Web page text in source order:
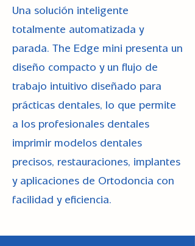
Una solución inteligente
totalmente automatizada y
parada. The Edge mini presenta un
diseño compacto y un flujo de
trabajo intuitivo diseñado para
prácticas dentales, lo que permite
a los profesionales dentales
imprimir modelos dentales
precisos, restauraciones, implantes
y aplicaciones de Ortodoncia con
facilidad y eficiencia.